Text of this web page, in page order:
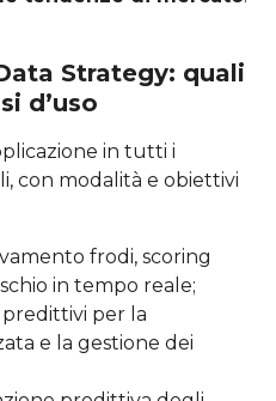
Strategy: quali
d’uso
in tutti i
con modalità e obiettivi
frodi, scoring
in tempo reale;
per la
e la gestione dei